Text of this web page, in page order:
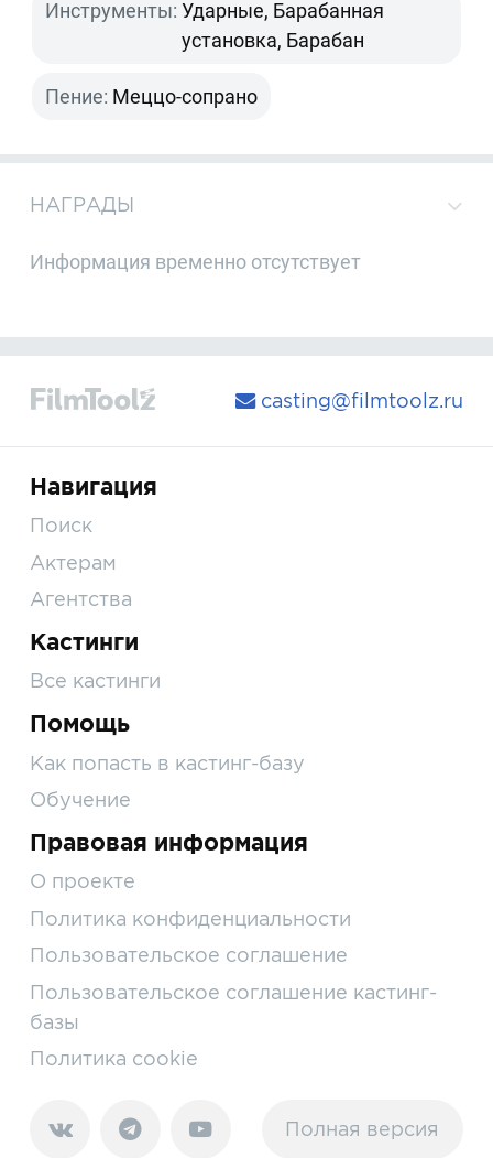
Инструменты: Ударные, Барабанная
установка, Барабан
Пение: Меццо-сопрано
НАГРАДЫ
Информация временно отсутствует
casting@filmtoolz.ru
Навигация
Поиск
Актерам
Агентства
Кастинги
Все кастинги
Помощь
Как попасть в кастинг-базу
Обучение
Правовая информация
О проекте
Политика конфиденциальности
Пользовательское соглашение
Пользовательское соглашение кастинг-
базы
Политика cookie
Полная версия